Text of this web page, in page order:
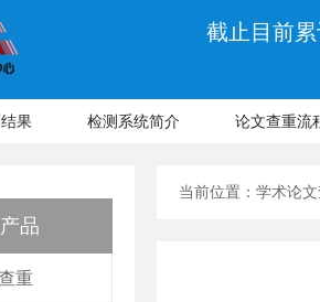
截止目前
果 检测系统简介 论文查重流
品
重
当前位置： 学术论